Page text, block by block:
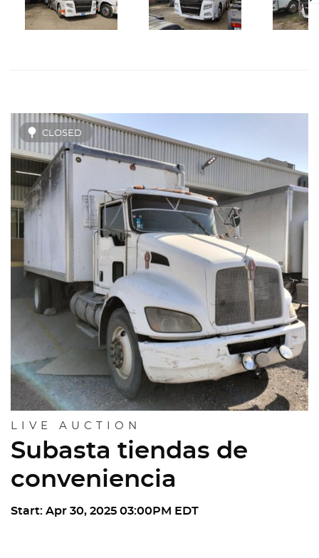
CLOSED
LIVE AUCTION
Subasta tiendas de
conveniencia
Start: Apr 30, 2025 03:00PM EDT